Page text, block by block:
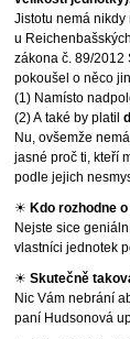
Jistotu nemá
u
zákona č. 89/2012
pokoušel o něco
(1) Namísto
(2) A také by platil
Nu, ovšemže
jasné proč ti, kteří
podle jejich
☀ Kdo rozhodne
Nejste sice
vlastníci jednotek
☀Skutečně
Nic Vám nebrání
paní Hudsonová